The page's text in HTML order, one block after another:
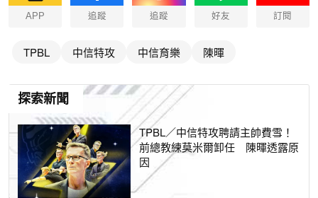
APP 追蹤 追蹤 好友 訂閱
TPBL 中信特攻 中信育樂 陳暉
探索新聞
TPBL／中信特攻聘請主帥費雪！
前總教練莫米爾卸任 陳暉透露原
因